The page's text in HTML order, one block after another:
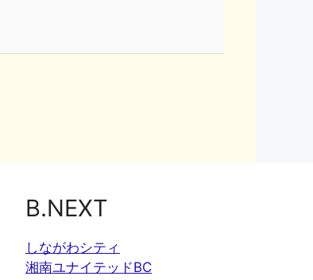
B.NEXT
しながわシティ
湘南ユナイテッドBC